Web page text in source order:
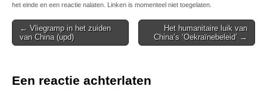
het einde en een reactie nalaten. Linken is momenteel niet toegelaten.
Post
navigation
← Vliegramp in het zuiden
van China (upd)
Het humanitaire luik van
China’s ‘Oekraïnebeleid’ →
Een reactie achterlaten